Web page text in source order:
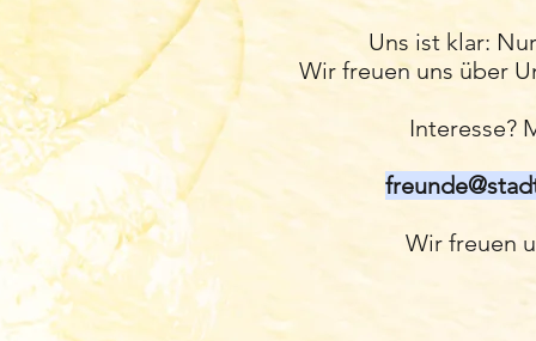
Uns ist klar:
Wir freuen uns über
Interesse?
Wir freuen